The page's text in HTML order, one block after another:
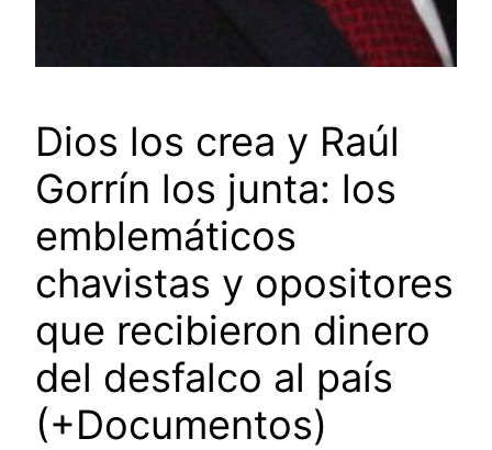
Dios los crea y Raúl
Gorrín los junta: los
emblemáticos
chavistas y opositores
que recibieron dinero
del desfalco al país
(+Documentos)